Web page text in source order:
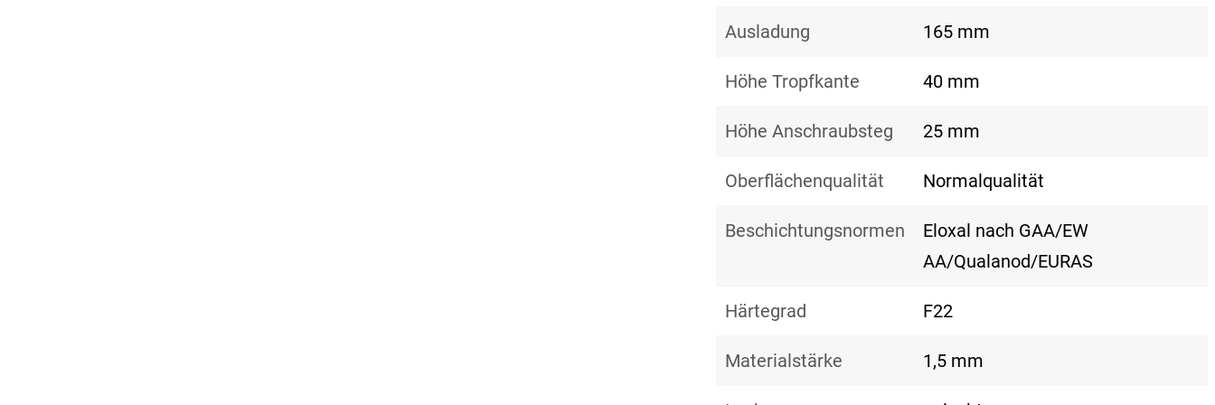
Ausladung 165 mm
Höhe Tropfkante 40 mm
Höhe Anschraubsteg 25 mm
Oberflächenqualität Normalqualität
Beschichtungsnormen
Eloxal nach GAA/EW
AA/Qualanod/EURAS
Härtegrad F22
Materialstärke 1,5 mm